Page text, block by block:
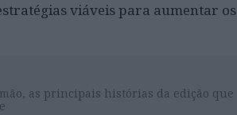
viáveis para aumentar os
as principais histórias da edição que